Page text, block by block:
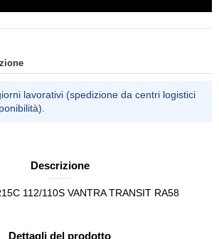
lavorativi (spedizione da centri logistici
Descrizione
112/110S VANTRA TRANSIT RA58
Dettagli del prodotto